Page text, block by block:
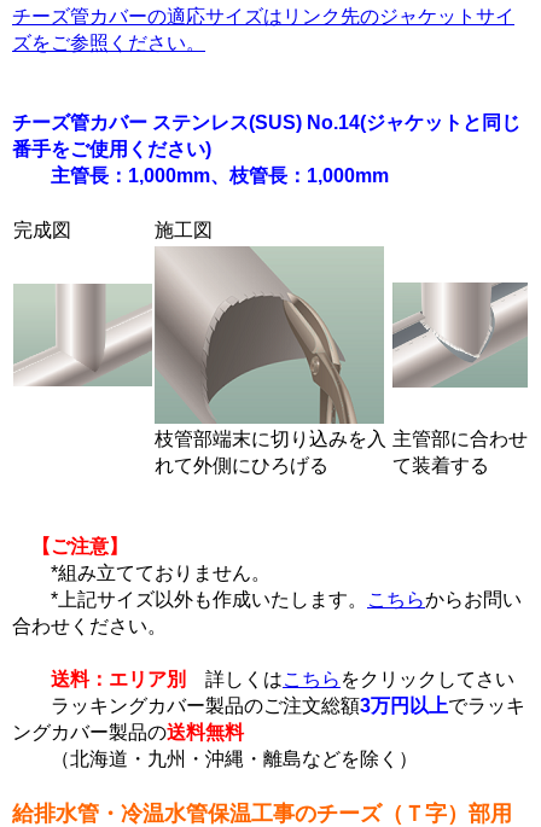
チーズ管カバーの適応サイズはリンク先のジャケットサイ
ズをご参照ください。
チーズ管カバー ステンレス(SUS) No.14(ジャケットと同じ
番手をご使用ください)
主管長：1,000mm、枝管長：1,000mm
完成図 施工図
枝管部端末に切り込みを入
れて外側にひろげる
主管部に合わせ
て装着する
【ご注意】
*組み立てておりません。
*上記サイズ以外も作成いたします。
こちらからお問い
合わせください。
送料：エリア別 詳しくはこちら をクリックしてさい
ラッキングカバー製品のご注文総額3万円以上でラッキ
ングカバー製品の送料無料
（北海道・九州・沖縄・離島などを除く）
給排水管・冷温水管保温工事のチーズ（Ｔ字）部用